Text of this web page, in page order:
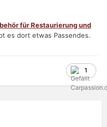
für Restaurierung und
es dort etwas Passendes.
1